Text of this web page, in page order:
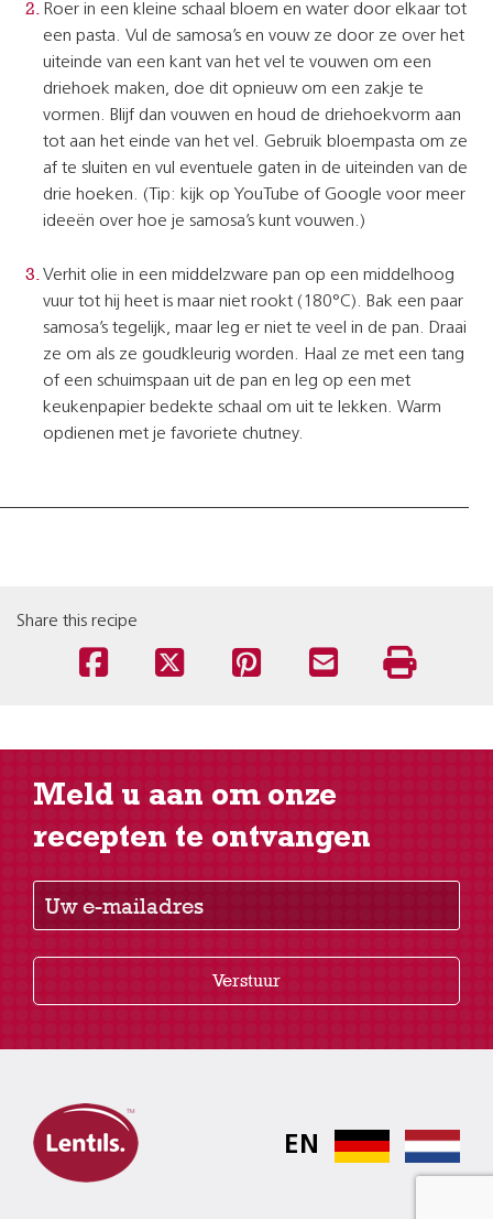
Roer in een kleine schaal bloem en water door elkaar tot
een pasta. Vul de samosa’s en vouw ze door ze over het
uiteinde van een kant van het vel te vouwen om een
driehoek maken, doe dit opnieuw om een zakje te
vormen. Blijf dan vouwen en houd de driehoekvorm aan
tot aan het einde van het vel. Gebruik bloempasta om ze
af te sluiten en vul eventuele gaten in de uiteinden van de
drie hoeken. (Tip: kijk op YouTube of Google voor meer
ideeën over hoe je samosa’s kunt vouwen.)
Verhit olie in een middelzware pan op een middelhoog
vuur tot hij heet is maar niet rookt (180°C). Bak een paar
samosa’s tegelijk, maar leg er niet te veel in de pan. Draai
ze om als ze goudkleurig worden. Haal ze met een tang
of een schuimspaan uit de pan en leg op een met
keukenpapier bedekte schaal om uit te lekken. Warm
opdienen met je favoriete chutney.
Share this recipe
Meld u aan om onze
recepten te ontvangen
Uw e-mailadres
Verstuur
EN